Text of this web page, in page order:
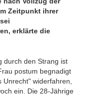
Zeitpunkt ihrer
erklärte die
durch den Strang ist
postum begnadigt
widerfahren,
ein. Die 28-Jährige